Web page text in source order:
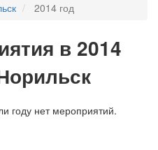
2014 год
в 2014
году нет мероприятий.